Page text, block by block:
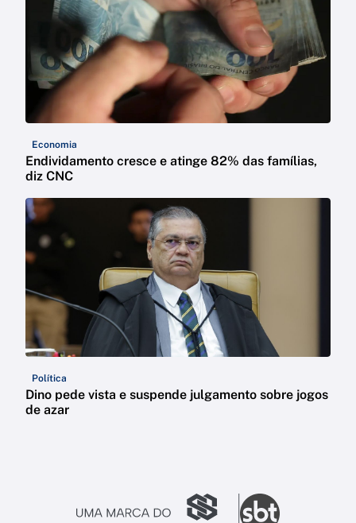
Economia
Endividamento cresce e atinge 82% das famílias,
diz CNC
Política
Dino pede vista e suspende julgamento sobre jogos
de azar